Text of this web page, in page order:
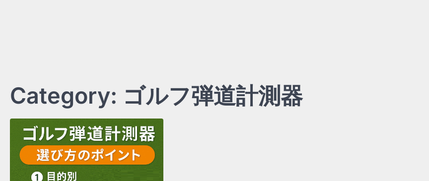
Category: ゴルフ弾道計測器